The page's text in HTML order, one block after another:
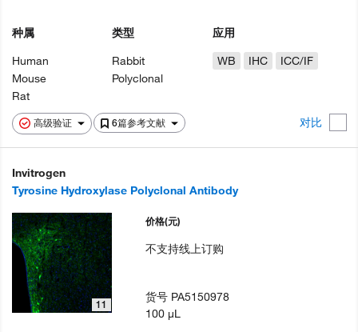
高级验证 6篇参考文献 对比
种属
Human
Mouse
Rat
类型
Rabbit
Polyclonal
应用
WB
IHC ICC/IF
Invitrogen
Tyrosine Hydroxylase Polyclonal Antibody
11
价格(元)
不支持线上订购
货号 PA5150978
100 µL